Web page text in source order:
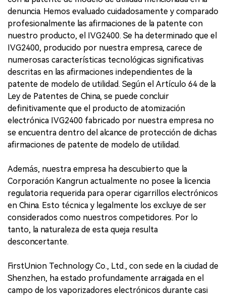
denuncia. Hemos evaluado cuidadosamente y comparado
profesionalmente las afirmaciones de la patente con
nuestro producto, el IVG2400. Se ha determinado que el
IVG2400, producido por nuestra empresa, carece de
numerosas características tecnológicas significativas
descritas en las afirmaciones independientes de la
patente de modelo de utilidad. Según el Artículo 64 de la
Ley de Patentes de China, se puede concluir
definitivamente que el producto de atomización
electrónica IVG2400 fabricado por nuestra empresa no
se encuentra dentro del alcance de protección de dichas
afirmaciones de patente de modelo de utilidad.
Además, nuestra empresa ha descubierto que la
Corporación Kangrun actualmente no posee la licencia
regulatoria requerida para operar cigarrillos electrónicos
en China. Esto técnica y legalmente los excluye de ser
considerados como nuestros competidores. Por lo
tanto, la naturaleza de esta queja resulta
desconcertante.
FirstUnion Technology Co., Ltd., con sede en la ciudad de
Shenzhen, ha estado profundamente arraigada en el
campo de los vaporizadores electrónicos durante casi